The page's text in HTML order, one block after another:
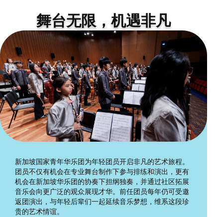
舞台无限，机遇非凡
新加坡国家青年华乐团为年轻团员开启非凡的艺术旅程。
团员不仅有机会在专业舞台制作下参与排练和演出，更有
机会在新加坡华乐团的协奏下担纲独奏，并通过社区拓展
音乐会向更广泛的观众展现才华。前任团员每年仍可受邀
返团演出，与年轻后辈们一起延续音乐梦想，维系这段珍
贵的艺术情谊。